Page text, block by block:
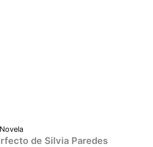
Novela
de Silvia Paredes